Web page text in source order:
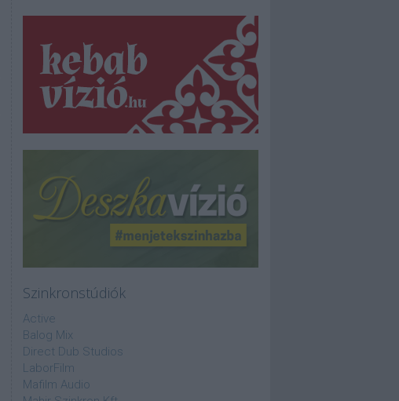
Szinkronstúdiók
Active
Balog Mix
Direct Dub Studios
LaborFilm
Mafilm Audio